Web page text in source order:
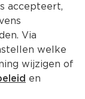
accepteert,
Via
welke
wijzigen of
en